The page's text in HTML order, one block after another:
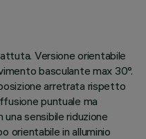
Versione orientabile
basculante max 30°.
arretrata rispetto
puntuale ma
sensibile riduzione
orientabile in alluminio